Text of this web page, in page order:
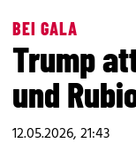
BEI GALA
Trump
und
12.05.2026, 21:43